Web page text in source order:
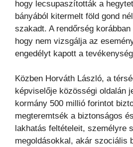
hogy lecsupaszították a
bányából kitermelt föld gond
szakadt. A rendőrség
hogy nem vizsgálja az
engedélyt kapott a
Közben Horváth László, a
képviselője közösségi oldalán
kormány 500 millió forintot
megteremtsék a biztonságos
lakhatás feltételeit, személyre
megoldásokkal, akár szociális